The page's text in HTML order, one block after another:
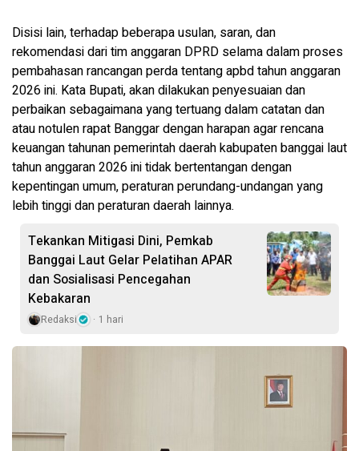
Disisi lain, terhadap beberapa usulan, saran, dan
rekomendasi dari tim anggaran DPRD selama dalam proses
pembahasan rancangan perda tentang apbd tahun anggaran
2026 ini. Kata Bupati, akan dilakukan penyesuaian dan
perbaikan sebagaimana yang tertuang dalam catatan dan
atau notulen rapat Banggar dengan harapan agar rencana
keuangan tahunan pemerintah daerah kabupaten banggai laut
tahun anggaran 2026 ini tidak bertentangan dengan
kepentingan umum, peraturan perundang-undangan yang
lebih tinggi dan peraturan daerah lainnya.
Tekankan Mitigasi Dini, Pemkab
Banggai Laut Gelar Pelatihan APAR
dan Sosialisasi Pencegahan
Kebakaran
Redaksi 1 hari